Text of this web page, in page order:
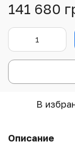
141 680
В
Описание